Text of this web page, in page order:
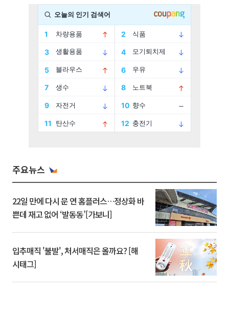
주요뉴스
22일 만에 다시 문 연 홈플러스…정상화 바
쁜데 재고 없어 ‘발동동’[가보니]
입추매직 '불발', 처서매직은 올까요? [해
시태그]